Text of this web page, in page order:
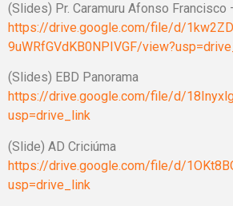
(Slides) Pr. Caramuru Afonso Francisco
https://drive.google.com/file/d/
9uWRfGVdKB0NPIVGF/
(Slides) EBD Panorama
https://drive.google.com/file/d/
usp=drive_link
(Slide) AD Criciúma
https://drive.google.com/file/d/
usp=drive_link